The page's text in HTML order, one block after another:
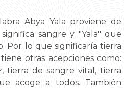
Abya Yala proviene de
sangre y "Yala" que
Por lo que significaría tierra
otras acepciones como:
tierra de sangre vital, tierra
acoge a todos. También